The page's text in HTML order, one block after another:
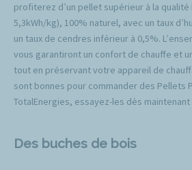
profiterez d’un pellet supérieur à la qualité
5,3kWh/kg), 100% naturel, avec un taux
un taux de cendres inférieur à 0,5%.
vous garantiront un confort de chauffe et
tout en préservant votre appareil de
sont bonnes pour commander des Pellets
TotalEnergies, essayez-les dès maintenant
Des buches de bois